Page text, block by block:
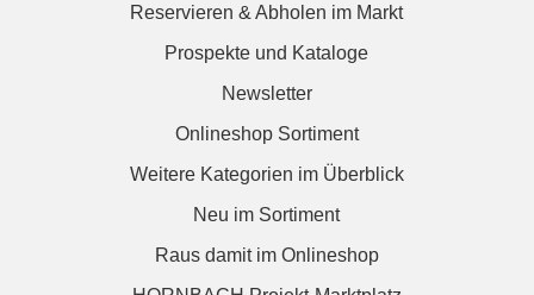
Reservieren & Abholen im Markt
Prospekte und Kataloge
Newsletter
Onlineshop Sortiment
Weitere Kategorien im Überblick
Neu im Sortiment
Raus damit im Onlineshop